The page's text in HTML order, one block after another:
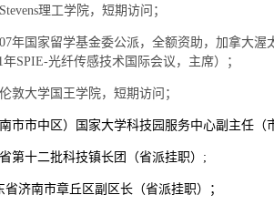
Stevens理工学院，短期访问；
年国家留学基金委公派，全额资助，加拿大
年SPIE-光纤传感技术国际会议，主席）；
敦大学国王学院，短期访问；
市市中区）国家大学科技园服务中心副主任（
第十二批科技镇长团（省派挂职） ;
省济南市章丘区副区长（省派挂职）；